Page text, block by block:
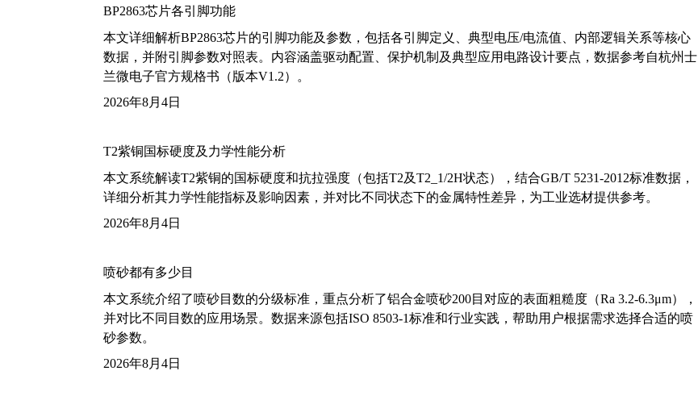
BP2863芯片各引脚功能
本文详细解析BP2863芯片的引脚功能及参数，包括各引脚定义、典型电压/电流值、内部逻辑关系等核心
数据，并附引脚参数对照表。内容涵盖驱动配置、保护机制及典型应用电路设计要点，数据参考自杭州士
兰微电子官方规格书（版本V1.2）。
2026年8月4日
T2紫铜国标硬度及力学性能分析
本文系统解读T2紫铜的国标硬度和抗拉强度（包括T2及T2_1/2H状态），结合GB/T 5231-2012标准数据，
详细分析其力学性能指标及影响因素，并对比不同状态下的金属特性差异，为工业选材提供参考。
2026年8月4日
喷砂都有多少目
本文系统介绍了喷砂目数的分级标准，重点分析了铝合金喷砂200目对应的表面粗糙度（Ra 3.2-6.3μm），
并对比不同目数的应用场景。数据来源包括ISO 8503-1标准和行业实践，帮助用户根据需求选择合适的喷
砂参数。
2026年8月4日